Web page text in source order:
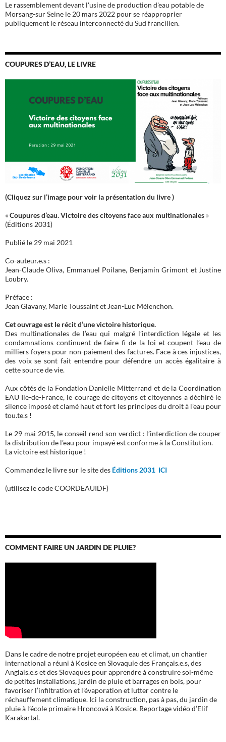
Le rassemblement devant l'usine de production d'eau potable de
Morsang-sur Seine le 20 mars 2022 pour se réapproprier
publiquement le réseau interconnecté du Sud francilien.
COUPURES D’EAU, LE LIVRE
(Cliquez sur l’image pour voir la présentation du livre )
«Coupures d’eau. Victoire des citoyens face aux multinationales »
(Éditions 2031)
Publié le 29 mai 2021
Co-auteur.e.s :
Jean-Claude Oliva, Emmanuel Poilane, Benjamin Grimont et Justine
Loubry.
Préface :
Jean Glavany, Marie Toussaint et Jean-Luc Mélenchon.
Cet ouvrage est le récit d’une victoire historique.
Des multinationales de l’eau qui malgré l’interdiction légale et les
condamnations continuent de faire fi de la loi et coupent l’eau de
milliers foyers pour non-paiement des factures. Face à ces injustices,
des voix se sont fait entendre pour défendre un accès égalitaire à
cette source de vie.
Aux côtés de la Fondation Danielle Mitterrand et de la Coordination
EAU Ile-de-France, le courage de citoyens et citoyennes a déchiré le
silence imposé et clamé haut et fort les principes du droit à l’eau pour
tou.te.s !
Le 29 mai 2015, le conseil rend son verdict : l’interdiction de couper
la distribution de l’eau pour impayé est conforme à la Constitution.
La victoire est historique !
Commandez le livre sur le site des Éditions 2031 ICI
(utilisez le code COORDEAUIDF)
COMMENT FAIRE UN JARDIN DE PLUIE?
Dans le cadre de notre projet européen eau et climat, un chantier
international a réuni à Kosice en Slovaquie des Français.e.s, des
Anglais.e.s et des Slovaques pour apprendre à construire soi-même
de petites installations, jardin de pluie et barrages en bois, pour
favoriser l’infiltration et l’évaporation et lutter contre le
réchauffement climatique. Ici la construction, pas à pas, du jardin de
pluie à l’école primaire Hroncová à Kosice. Reportage vidéo d’Elif
Karakartal.